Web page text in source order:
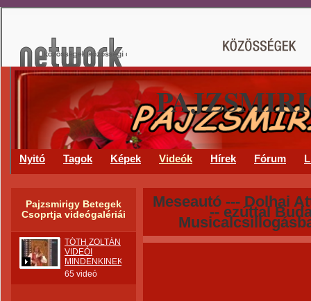
Nyitó Tagok Képek Videók Hírek Fórum
Pajzsmirigy Betegek
Csoprtja videógalériái
TÓTH ZOLTÁN
VIDEÓI
MINDENKINEK.
65 videó
Meseautó --- Dolhai
-- ezúttal